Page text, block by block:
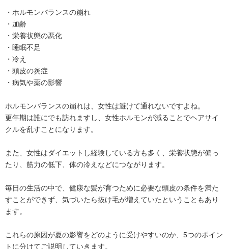
・ホルモンバランスの崩れ
・加齢
・栄養状態の悪化
・睡眠不足
・冷え
・頭皮の炎症
・病気や薬の影響
ホルモンバランスの崩れは、女性は避けて通れないですよね。
更年期は誰にでも訪れますし、女性ホルモンが減ることでヘアサイ
クルを乱すことになります。
また、女性はダイエットし経験している方も多く、栄養状態が偏っ
たり、筋力の低下、体の冷えなどにつながります。
毎日の生活の中で、健康な髪が育つために必要な頭皮の条件を満た
すことができず、気づいたら抜け毛が増えていたということもあり
ます。
これらの原因が夏の影響をどのように受けやすいのか、5つのポイン
トに分けてご説明していきます。